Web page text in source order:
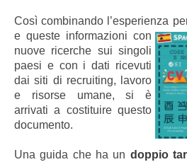
Così combinando l’esperienza
e queste informazioni con
nuove ricerche sui singoli
paesi e con i dati ricevuti
dai siti di recruiting, lavoro
e risorse umane, si è
arrivati a costituire questo
documento.
Una guida che ha un doppio